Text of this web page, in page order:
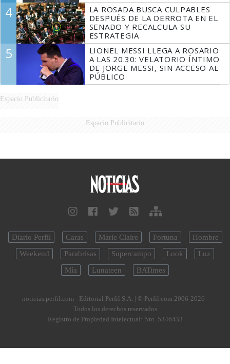
4
LA ROSADA BUSCA CULPABLES
DESPUÉS DE LA DERROTA EN EL
SENADO Y RECALCULA SU
ESTRATEGIA
5
LIONEL MESSI LLEGA A ROSARIO
A LAS 20.30: VELATORIO ÍNTIMO
DE JORGE MESSI, SIN ACCESO AL
PÚBLICO
Espacio Publicitario
Espacio Publicitario
Diario Perfil Caras Marie Claire Fortuna
Hombre
Weekend
Parabrisas Supercampo Look
Luz
Mía
Lunateen BATimes
noticias.perfil.com - Editorial Perfil S.A. | © Perfil.com 2006-2026 -
Todos los derechos reservados
Registro de Propiedad Intelectual: Nro. 5346433